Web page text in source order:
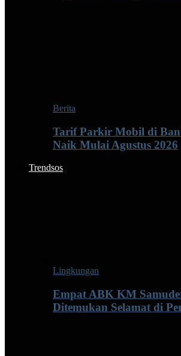
Berita
Tarif Parkir Mobil di
Naik Mulai Agustus 2026
Trendsos
Lingkungan
Empat ABK KM
Ditemukan Selamat di